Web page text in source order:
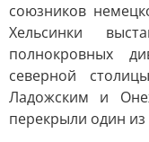
союзников
Хельсинки
полнокровных
северной
Ладожским и
перекрыли один